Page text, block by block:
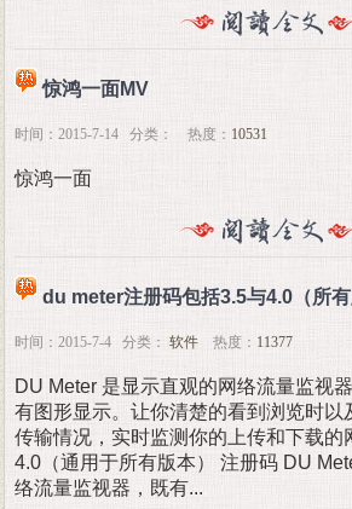
惊鸿一面MV
时间：2015-7-14 分类： 热度： 10531
惊鸿一面
du meter注册码包括3.5与4.0（所有
时间：2015-7-4 分类： 软件 热度： 11377
DU Meter 是显示直观的网络流量监视
有图形显示。让你清楚的看到浏览时以
传输情况，实时监测你的上传和下载的
4.0（通用于所有版本） 注册码 DU
络流量监视器，既有...